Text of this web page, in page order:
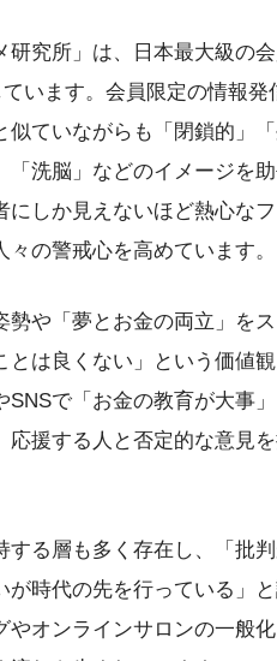
究所」は、日本最大級の
います。会員限定の情報
ていながらも「閉鎖的」
洗脳」などのイメージを
しか見えないほど熱心な
の警戒心を高めています。
勢や「夢とお金の両立」を
とは良くない」という価値
SNSで「お金の教育が大事
援する人と否定的な意見
る層も多く存在し、「批
時代の先を行っている」
オンラインサロンの一般